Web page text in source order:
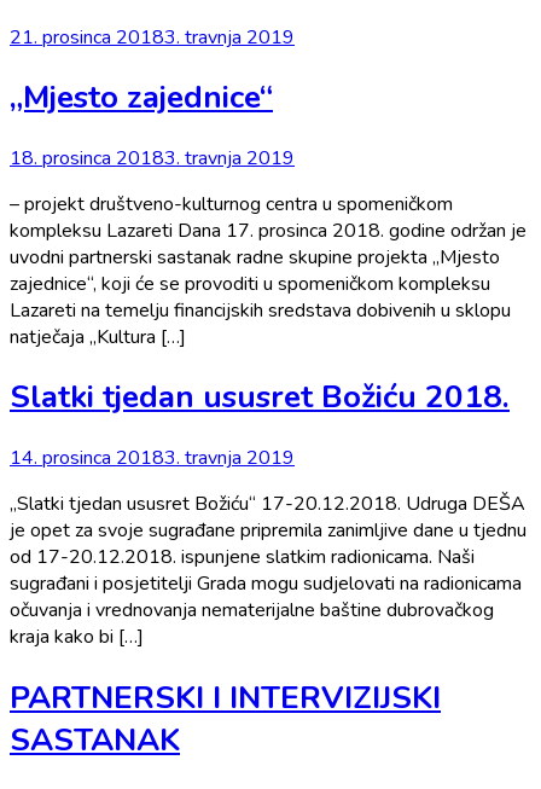
21. prosinca 20183. travnja 2019
„Mjesto zajednice“
18. prosinca 20183. travnja 2019
– projekt društveno-kulturnog centra u spomeničkom
kompleksu Lazareti Dana 17. prosinca 2018. godine održan je
uvodni partnerski sastanak radne skupine projekta „Mjesto
zajednice“, koji će se provoditi u spomeničkom kompleksu
Lazareti na temelju financijskih sredstava dobivenih u sklopu
natječaja „Kultura […]
Slatki tjedan ususret Božiću 2018.
14. prosinca 20183. travnja 2019
„Slatki tjedan ususret Božiću“ 17-20.12.2018. Udruga DEŠA
je opet za svoje sugrađane pripremila zanimljive dane u tjednu
od 17-20.12.2018. ispunjene slatkim radionicama. Naši
sugrađani i posjetitelji Grada mogu sudjelovati na radionicama
očuvanja i vrednovanja nematerijalne baštine dubrovačkog
kraja kako bi […]
PARTNERSKI I INTERVIZIJSKI
SASTANAK